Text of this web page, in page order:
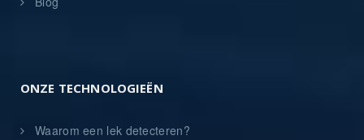
ONZE TECHNOLOGIEËN
Waarom een lek detecteren?